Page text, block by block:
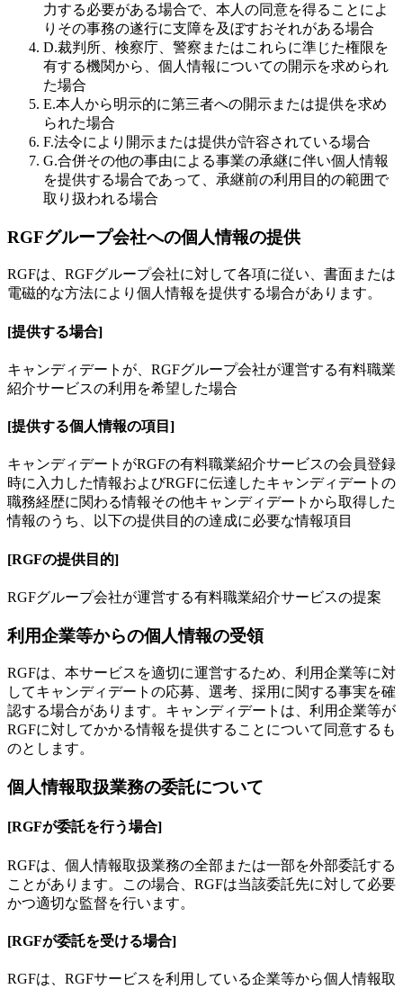
力する必要がある場合で、本人の同意を得ることによ
りその事務の遂行に支障を及ぼすおそれがある場合
D.裁判所、検察庁、警察またはこれらに準じた権限を
有する機関から、個人情報についての開示を求められ
た場合
E.本人から明示的に第三者への開示または提供を求め
られた場合
F.法令により開示または提供が許容されている場合
G.合併その他の事由による事業の承継に伴い個人情報
を提供する場合であって、承継前の利用目的の範囲で
取り扱われる場合
RGFグループ会社への個人情報の提供
RGFは、RGFグループ会社に対して各項に従い、書面または
電磁的な方法により個人情報を提供する場合があります。
[提供する場合]
キャンディデートが、RGFグループ会社が運営する有料職業
紹介サービスの利用を希望した場合
[提供する個人情報の項目]
キャンディデートがRGFの有料職業紹介サービスの会員登録
時に入力した情報およびRGFに伝達したキャンディデートの
職務経歴に関わる情報その他キャンディデートから取得した
情報のうち、以下の提供目的の達成に必要な情報項目
[RGFの提供目的]
RGFグループ会社が運営する有料職業紹介サービスの提案
利用企業等からの個人情報の受領
RGFは、本サービスを適切に運営するため、利用企業等に対
してキャンディデートの応募、選考、採用に関する事実を確
認する場合があります。キャンディデートは、利用企業等が
RGFに対してかかる情報を提供することについて同意するも
のとします。
個人情報取扱業務の委託について
[RGFが委託を行う場合]
RGFは、個人情報取扱業務の全部または一部を外部委託する
ことがあります。この場合、RGFは当該委託先に対して必要
かつ適切な監督を行います。
[RGFが委託を受ける場合]
RGFは、RGFサービスを利用している企業等から個人情報取